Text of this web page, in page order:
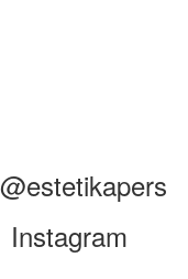
@estetikapers
Instagram